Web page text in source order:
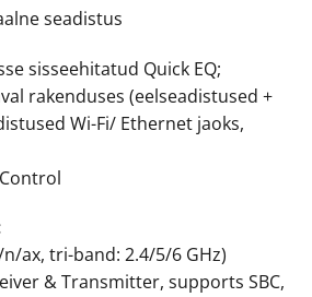
seadistus
sisseehitatud Quick EQ;
rakenduses (eelseadistused +
Wi-Fi/ Ethernet jaoks,
n/ax, tri-band: 2.4/5/6 GHz)
& Transmitter, supports SBC,